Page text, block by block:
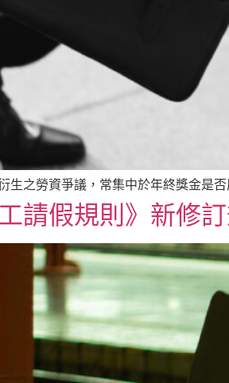
生之勞資爭議，常集中於年終獎金是
請假規則》新修